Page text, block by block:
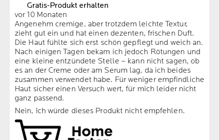
Gratis-Produkt erhalten
vor 10 Monaten
Angenehm cremige, aber trotzdem leichte Textur,
zieht gut ein und hat einen dezenten, frischen Duft.
Die Haut fühlte sich erst schön gepflegt und weich an.
Nach einigen Tagen bekam ich jedoch Rötungen und
eine kleine entzündete Stelle – kann nicht sagen, ob
es an der Creme oder am Serum lag, da ich beides
zusammen verwendet habe. Für weniger empfindliche
Haut sicher einen Versuch wert, für mich leider nicht
ganz passend.
Nein, Ich würde dieses Produkt nicht empfehlen.